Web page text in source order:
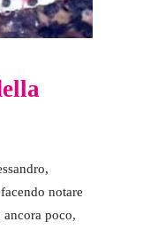
notare
ancora poco,